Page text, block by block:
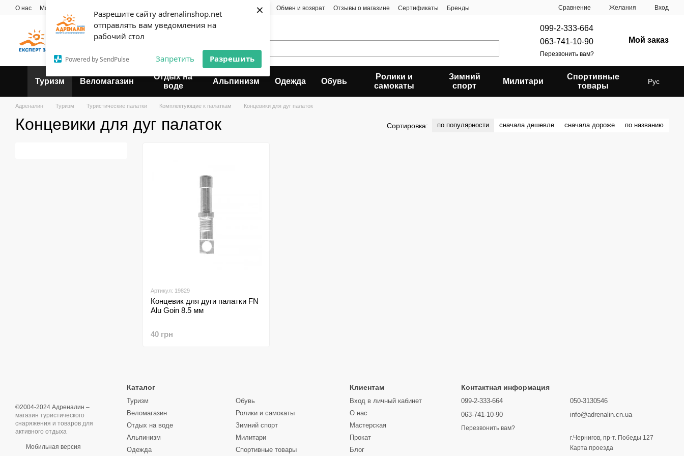
Разрешите сайту adrenalinshop.net
отправлять вам уведомления на
рабочий стол
Powered by SendPulse Запретить Разрешить
×
Перейти к основному контенту
О нас Мастерская Оплата и доставка Обмен и возврат Отзывы о магазине Сертификаты
Бренды
Пользовательское соглашение
Сравнение Желания Вход
Эксперт твоего отдыха
099-2-333-664
063-741-10-90
Перезвонить вам?
Мой заказ
Туризм Веломагазин
Отдых на
воде
Альпинизм Одежда Обувь
Ролики и
самокаты
Зимний
спорт
Милитари
Спортивные
товары
Рус
Адреналин Туризм Туристические палатки Комплектующие к палаткам Концевики для дуг палаток
Концевики для дуг палаток Сортировка: по популярности сначала дешевле сначала дороже по названию
Артикул: 19829
Концевик для дуги палатки FN
Alu Goin 8.5 мм
40 грн
©2004-2024 Адреналин –
магазин туристического
снаряжения и товаров для
активного отдыха
Мобильная версия
Каталог
Туризм
Веломагазин
Отдых на воде
Альпинизм
Одежда
Обувь
Ролики и самокаты
Зимний спорт
Милитари
Спортивные товары
Клиентам
Вход в личный кабинет
О нас
Мастерская
Прокат
Блог
Контактная информация
099-2-333-664
063-741-10-90
Перезвонить вам?
050-3130546
info@adrenalin.cn.ua
г.Чернигов, пр-т. Победы 127
Карта проезда